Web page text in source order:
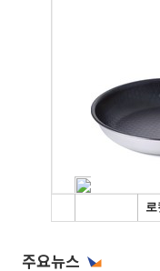
주요뉴스